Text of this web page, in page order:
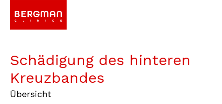
Schädigung des hinteren
Kreuzbandes
Übersicht